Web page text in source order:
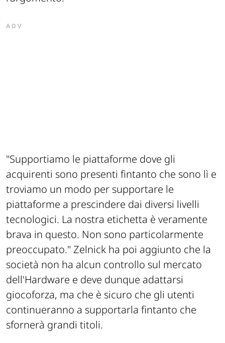
ADV
"Supportiamo le piattaforme dove gli
acquirenti sono presenti fintanto che sono lì e
troviamo un modo per supportare le
piattaforme a prescindere dai diversi livelli
tecnologici. La nostra etichetta è veramente
brava in questo. Non sono particolarmente
preoccupato." Zelnick ha poi aggiunto che la
società non ha alcun controllo sul mercato
dell'Hardware e deve dunque adattarsi
giocoforza, ma che è sicuro che gli utenti
continueranno a supportarla fintanto che
sfornerà grandi titoli.